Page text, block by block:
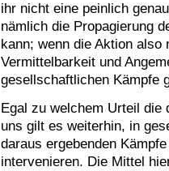
ihr nicht eine peinlich
nämlich die Propagierung
kann; wenn die Aktion
Vermittelbarkeit und
gesellschaftlichen Kämpfe
Egal zu welchem Urteil
uns gilt es weiterhin, in
daraus ergebenden
intervenieren. Die Mittel